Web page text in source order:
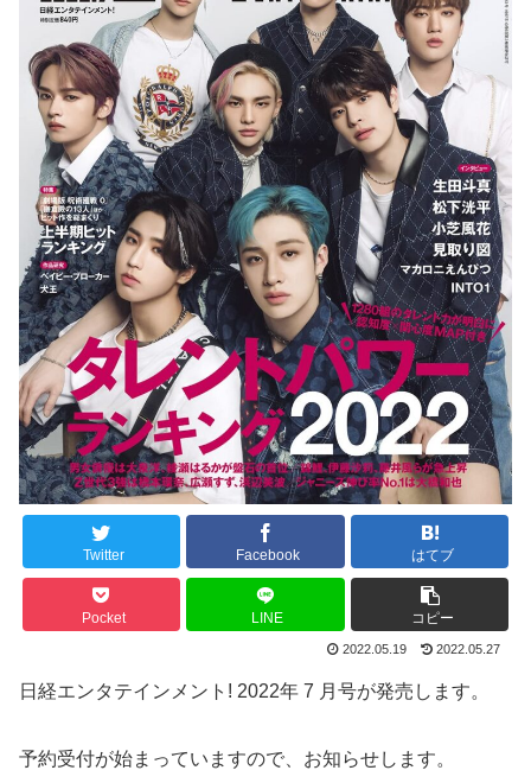
Twitter Facebook はてブ
Pocket LINE コピー
2022.05.19 2022.05.27
日経エンタテインメント! 2022年 7 月号が発売します。
予約受付が始まっていますので、お知らせします。